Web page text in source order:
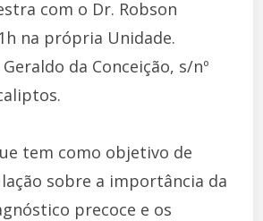
com o Dr. Robson
na própria Unidade.
Geraldo da Conceição, s/nº 
tem como objetivo de
sobre a importância da
precoce e os